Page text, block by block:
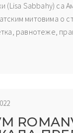
(Lisa Sabbahy) са
митовима о
равнотеже,